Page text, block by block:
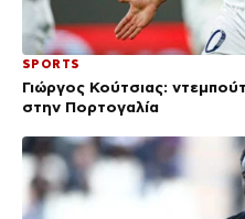
SPORTS
Γιώργος Κούτσιας:
στην Πορτογαλία